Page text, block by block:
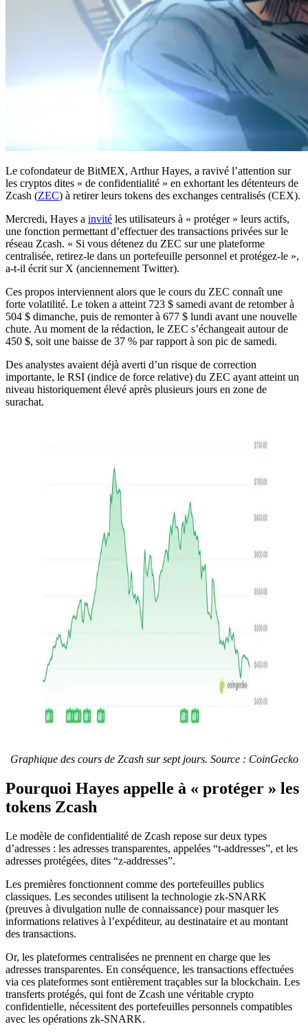
Le cofondateur de BitMEX, Arthur Hayes, a ravivé l’attention sur
les cryptos dites « de confidentialité » en exhortant les détenteurs de
Zcash (ZEC) à retirer leurs tokens des exchanges centralisés (CEX).
Mercredi, Hayes a invité les utilisateurs à « protéger » leurs actifs,
une fonction permettant d’effectuer des transactions privées sur le
réseau Zcash. « Si vous détenez du ZEC sur une plateforme
centralisée, retirez-le dans un portefeuille personnel et protégez-le »,
a-t-il écrit sur X (anciennement Twitter).
Ces propos interviennent alors que le cours du ZEC connaît une
forte volatilité. Le token a atteint 723 $ samedi avant de retomber à
504 $ dimanche, puis de remonter à 677 $ lundi avant une nouvelle
chute. Au moment de la rédaction, le ZEC s’échangeait autour de
450 $, soit une baisse de 37 % par rapport à son pic de samedi.
Des analystes avaient déjà averti d’un risque de correction
importante, le RSI (indice de force relative) du ZEC ayant atteint un
niveau historiquement élevé après plusieurs jours en zone de
surachat.
Graphique des cours de Zcash sur sept jours. Source : CoinGecko
Pourquoi Hayes appelle à « protéger » les
tokens Zcash
Le modèle de confidentialité de Zcash repose sur deux types
d’adresses : les adresses transparentes, appelées “t-addresses”, et les
adresses protégées, dites “z-addresses”.
Les premières fonctionnent comme des portefeuilles publics
classiques. Les secondes utilisent la technologie zk-SNARK
(preuves à divulgation nulle de connaissance) pour masquer les
informations relatives à l’expéditeur, au destinataire et au montant
des transactions.
Or, les plateformes centralisées ne prennent en charge que les
adresses transparentes. En conséquence, les transactions effectuées
via ces plateformes sont entièrement traçables sur la blockchain. Les
transferts protégés, qui font de Zcash une véritable crypto
confidentielle, nécessitent des portefeuilles personnels compatibles
avec les opérations zk-SNARK.